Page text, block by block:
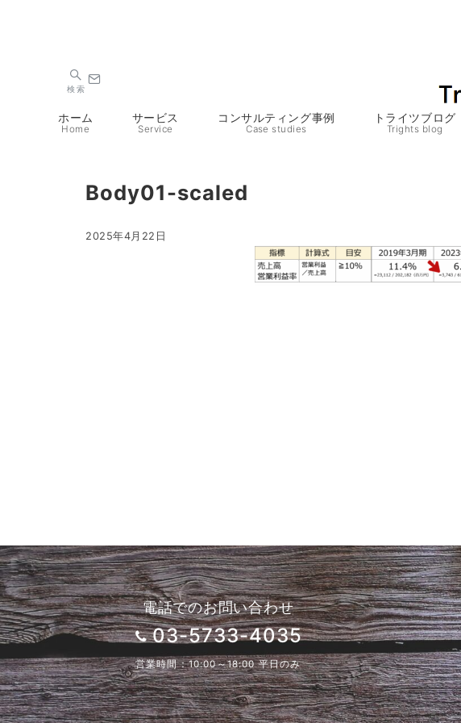
検索
ホーム
Home
サービス
Service
コンサルティング事例
Case studies
トライツブログ
Trights blog
Body01-scaled
2025年4月22日
電話でのお問い合わせ
03-5733-4035
営業時間：10:00～18:00 平日のみ